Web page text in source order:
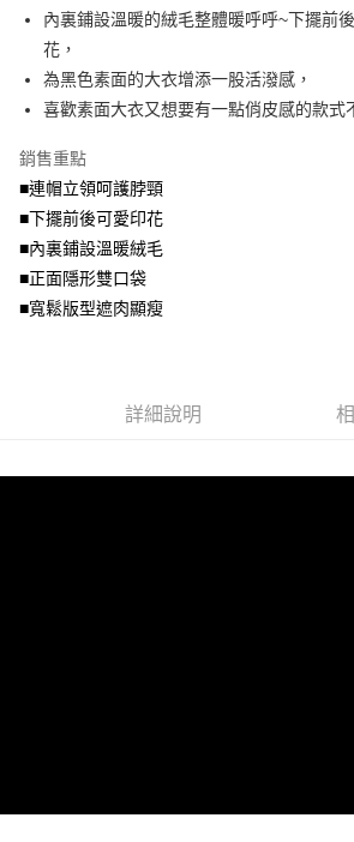
1.分期款項不併入電信帳單，「大哥付你分期」於
醒簡訊。
2.透過簡訊連結打開帳單後，可選擇「超商條碼／
帳／街口支付／iPASS MONEY」等通路繳費。
【注意事項】
用戶於交易時，得透過本服務購買商品或服務，並
買賣價金債權讓與本公司後，依約使用本公司帳單
資料（包含姓名、電話或地址）提供予台灣大哥大
由本公司與您本人進行分期帳單所需資料之確認、
3.完整用戶服務條款，請詳閱以下連結：
【「AFTEE先享後付」結帳流程】
１．於結帳方式選擇「AFTEE先享後付」後，將跳
結帳頁面，進行簡訊認證並確認金額後，即可完成
２．訂單成立數日內，您將收到繳費通知簡訊。
３．收到繳費通知簡訊後14天內，點擊此簡訊中的
※ 請注意：結帳手續完成當下不需立刻繳費，但若
購買商品的店家。未經商家同意取消之訂單仍視為
後付繳納相關費用。
※ 交易是否成功請以「AFTEE先享後付 」之結帳頁
是否繳費成功／繳費後需取消欲退款等相關疑問，
客戶支援中心」https://
【注意事項】
https://aftee.tw/terms/#terms3
任。
每筆NT$70，滿NT$699(含以上)免運費
付款後全家取貨
每筆NT$70，滿NT$799(含以上)免運費
付款後7-11取貨
每筆NT$70，滿NT$699(含以上)免運費
宅配
內裏鋪設溫暖的絨毛整體暖呼呼~下擺前
花，
為黑色素面的大衣增添一股活潑感，
喜歡素面大衣又想要有一點俏皮感的款式
銷售重點
■連帽立領呵護脖頸
■下擺前後可愛印花
■內裏鋪設溫暖絨毛
■正面隱形雙口袋
■寬鬆版型遮肉顯瘦
詳細說明